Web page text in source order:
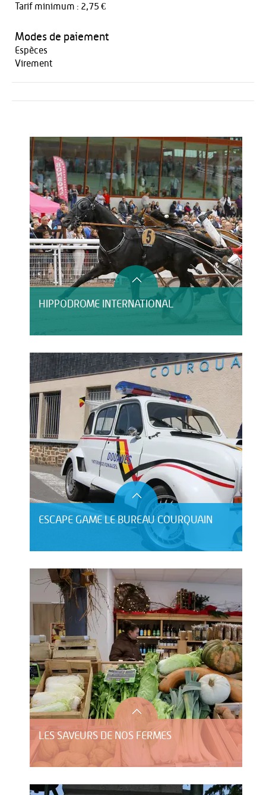
Tarif minimum : 2,75 €
Modes de paiement
Espèces
Virement
HIPPODROME INTERNATIONAL
ESCAPE GAME LE BUREAU COURQUAIN
LES SAVEURS DE NOS FERMES